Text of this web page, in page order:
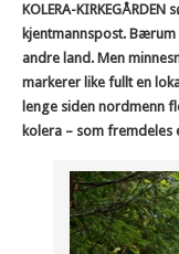
KOLERA-
kjentmannspost.
andre land. Men
markerer like fullt en
lenge siden nordmenn
kolera – som fremdeles